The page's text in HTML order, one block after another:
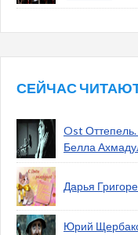
СЕЙЧАС
Ost
Белла
Дарья
Юрий